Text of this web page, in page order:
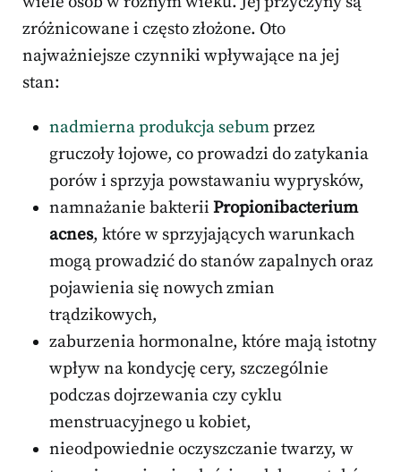
zróżnicowane i często złożone. Oto
najważniejsze czynniki wpływające na jej
stan:
nadmierna produkcja sebumprzez
gruczoły łojowe, co prowadzi do zatykania
porów i sprzyja powstawaniu wyprysków,
namnażanie bakterii Propionibacterium
acnes, które w sprzyjających warunkach
mogą prowadzić do stanów zapalnych oraz
pojawienia się nowych zmian
trądzikowych,
zaburzenia hormonalne, które mają istotny
wpływ na kondycję cery, szczególnie
podczas dojrzewania czy cyklu
menstruacyjnego u kobiet,
nieodpowiednie oczyszczanie twarzy, w